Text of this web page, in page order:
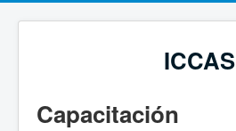
ICCAS
Capacitación